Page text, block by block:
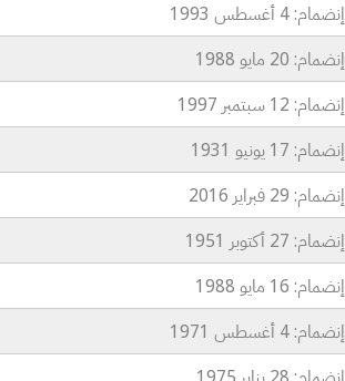
إنضمام: 4 أغسطس 1993
إنضمام: 20 مايو 1988
إنضمام: 12 سبتمبر 1997
إنضمام: 17 يونيو 1931
إنضمام: 29 فبراير 2016
إنضمام: 27 أكتوبر 1951
إنضمام: 16 مايو 1988
إنضمام: 4 أغسطس 1971